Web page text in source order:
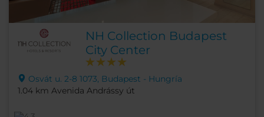
NH Collection Budapest
City Center
Osvát u. 2-8 1073, Budapest - Hungría
1.04 km Avenida Andrássy út